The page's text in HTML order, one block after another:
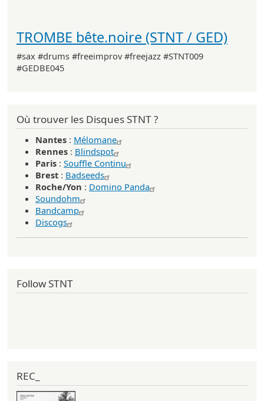
TROMBE bête.noire (STNT / GED)
#sax #drums #freeimprov #freejazz #STNT009
#GEDBE045
Où trouver les Disques STNT ?
Nantes : Mélomane
Rennes : Blindspot
Paris : Souffle Continu
Brest : Badseeds
Roche/Yon : Domino Panda
Soundohm
Bandcamp
Discogs
Follow STNT
REC_